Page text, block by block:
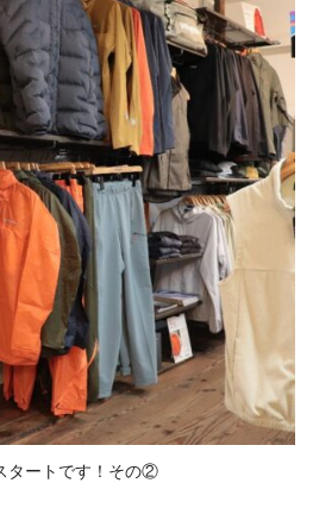
タートです！その②